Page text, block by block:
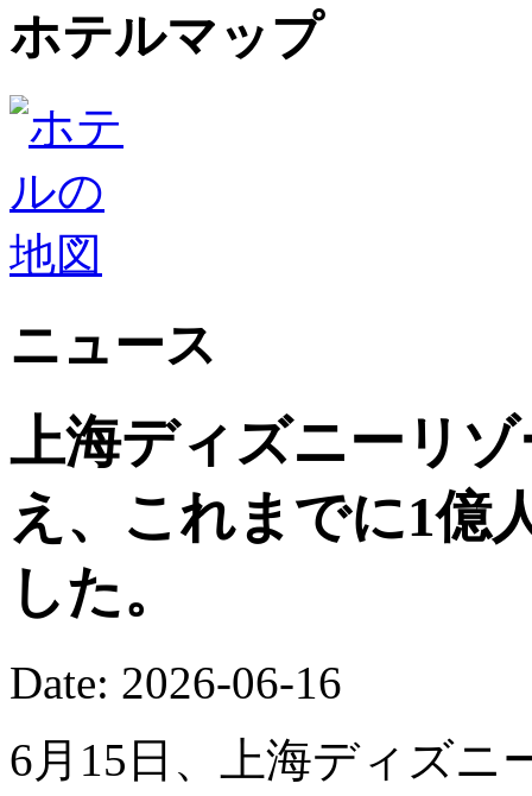
ホテルマップ
ニュース
上海ディズニーリ
え、これまでに1億
した。
Date: 2026-06-16
6月15日、上海ディズニ